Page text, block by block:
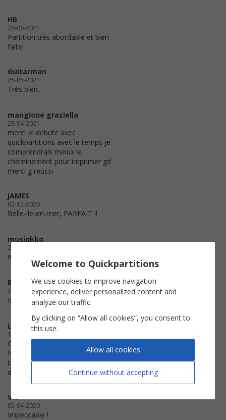
HB
20-06-2021
Partition très abordable et bien
faite!
Guitarman
25-05-2021
Très bien.
mangione graziella
28-04-2021
merci je debute avec
quickpartitions avec le temps je
comprendrais meiux le
cheminement pour imprimer gd
merci g reussi
jAMES
02-12-2020
Belle-ile-en-mer, PARFAIT !!
musiqkkq
24-10-2020
merci trop cool
Baron
24-05-2020
Is enchantment é
Livuname
14-05-2020
Ok pour l'impression
N'hésitez pas à grossir la taille des
tablatures votre public n'a pas que
des yeux jeunes ;)
Vio
05-04-2020
Impeccable !
Welcome to Quickpartitions
We use cookies to improve navigation
experience, deliver personalized content and
analyze our traffic.
By clicking on “Allow all cookies”, you consent to
this use.
Continue without accepting
Allow all cookies